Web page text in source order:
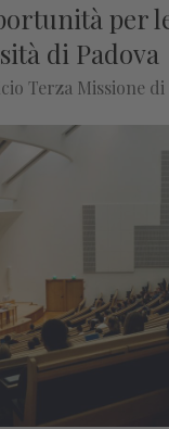
per
di Padova
Terza Missione di